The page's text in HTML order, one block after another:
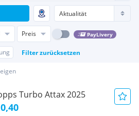
Preis PayLivery
Filter zurücksetzen
Turbo Attax 2025